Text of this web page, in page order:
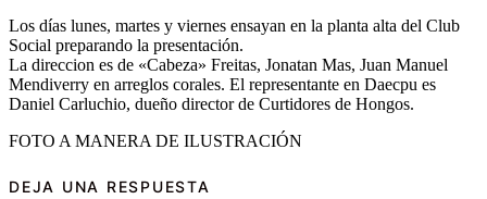
Los días lunes, martes y viernes ensayan en la planta alta del Club
Social preparando la presentación.
La direccion es de «Cabeza» Freitas, Jonatan Mas, Juan Manuel
Mendiverry en arreglos corales. El representante en Daecpu es
Daniel Carluchio, dueño director de Curtidores de Hongos.
FOTO A MANERA DE ILUSTRACIÓN
DEJA UNA RESPUESTA